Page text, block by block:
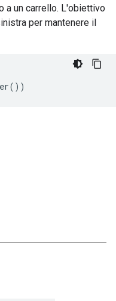
a un carrello. L'obiettivo
per mantenere il
())